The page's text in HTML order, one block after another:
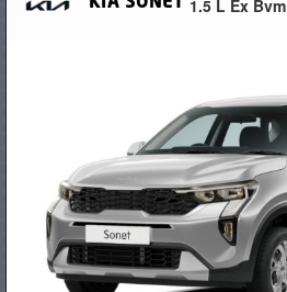
1.5 L Ex Bvm
D'OCCASION
PNEUS